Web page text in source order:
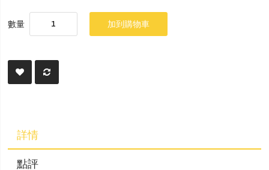
數量 加到購物車
詳情
點評